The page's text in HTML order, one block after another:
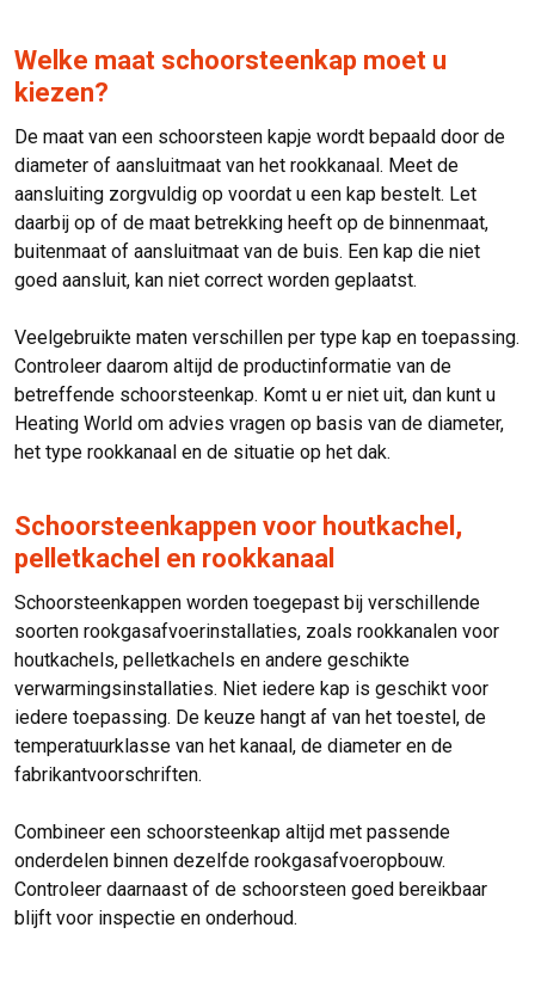
Welke maat schoorsteenkap moet u
kiezen?
De maat van een schoorsteen kapje wordt bepaald door de
diameter of aansluitmaat van het rookkanaal. Meet de
aansluiting zorgvuldig op voordat u een kap bestelt. Let
daarbij op of de maat betrekking heeft op de binnenmaat,
buitenmaat of aansluitmaat van de buis. Een kap die niet
goed aansluit, kan niet correct worden geplaatst.
Veelgebruikte maten verschillen per type kap en toepassing.
Controleer daarom altijd de productinformatie van de
betreffende schoorsteenkap. Komt u er niet uit, dan kunt u
Heating World om advies vragen op basis van de diameter,
het type rookkanaal en de situatie op het dak.
Schoorsteenkappen voor houtkachel,
pelletkachel en rookkanaal
Schoorsteenkappen worden toegepast bij verschillende
soorten rookgasafvoerinstallaties, zoals rookkanalen voor
houtkachels, pelletkachels en andere geschikte
verwarmingsinstallaties. Niet iedere kap is geschikt voor
iedere toepassing. De keuze hangt af van het toestel, de
temperatuurklasse van het kanaal, de diameter en de
fabrikantvoorschriften.
Combineer een schoorsteenkap altijd met passende
onderdelen binnen dezelfde rookgasafvoeropbouw.
Controleer daarnaast of de schoorsteen goed bereikbaar
blijft voor inspectie en onderhoud.